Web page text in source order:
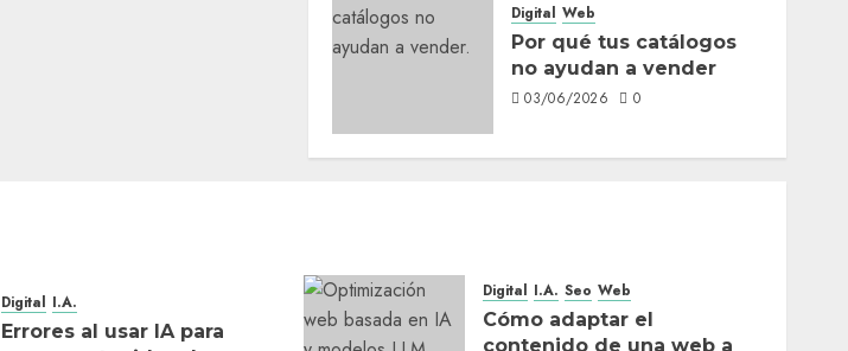
Digital Web
Por qué tus catálogos
no ayudan a vender
03/06/2026 0
Digital I.A.
Errores al usar IA para
Digital I.A. Seo Web
Cómo adaptar el
contenido de una web a